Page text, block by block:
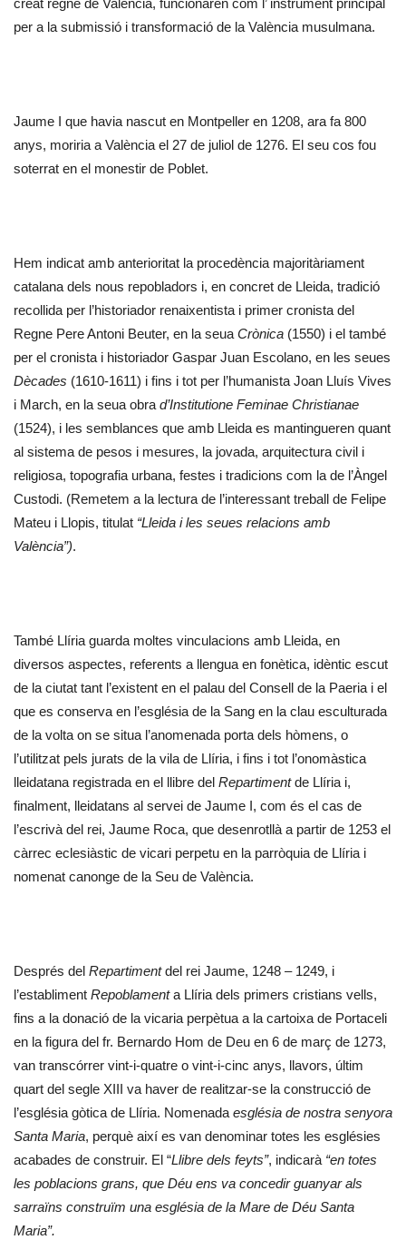
creat regne de València, funcionaren com l’ instrument principal
per a la submissió i transformació de la València musulmana.
Jaume I que havia nascut en Montpeller en 1208, ara fa 800
anys, moriria a València el 27 de juliol de 1276. El seu cos fou
soterrat en el monestir de Poblet.
Hem indicat amb anterioritat la procedència majoritàriament
catalana dels nous repobladors i, en concret de Lleida, tradició
recollida per l’historiador renaixentista i primer cronista del
Regne Pere Antoni Beuter, en la seua Crònica (1550) i el també
per el cronista i historiador Gaspar Juan Escolano, en les seues
Dècades (1610-1611) i fins i tot per l’humanista Joan Lluís Vives
i March, en la seua obra d’Institutione Feminae Christianae
(1524), i les semblances que amb Lleida es mantingueren quant
al sistema de pesos i mesures, la jovada, arquitectura civil i
religiosa, topografia urbana, festes i tradicions com la de l’Àngel
Custodi. (Remetem a la lectura de l’interessant treball de Felipe
Mateu i Llopis, titulat “Lleida i les seues relacions amb
València”).
També Llíria guarda moltes vinculacions amb Lleida, en
diversos aspectes, referents a llengua en fonètica, idèntic escut
de la ciutat tant l’existent en el palau del Consell de la Paeria i el
que es conserva en l’església de la Sang en la clau esculturada
de la volta on se situa l’anomenada porta dels hòmens, o
l’utilitzat pels jurats de la vila de Llíria, i fins i tot l’onomàstica
lleidatana registrada en el llibre del Repartimentde Llíria i,
finalment, lleidatans al servei de Jaume I, com és el cas de
l’escrivà del rei, Jaume Roca, que desenrotllà a partir de 1253 el
càrrec eclesiàstic de vicari perpetu en la parròquia de Llíria i
nomenat canonge de la Seu de València.
Després del Repartimentdel rei Jaume, 1248 – 1249, i
l’establiment Repoblamenta Llíria dels primers cristians vells,
fins a la donació de la vicaria perpètua a la cartoixa de Portaceli
en la figura del fr. Bernardo Hom de Deu en 6 de març de 1273,
van transcórrer vint-i-quatre o vint-i-cinc anys, llavors, últim
quart del segle XIII va haver de realitzar-se la construcció de
l’església gòtica de Llíria. Nomenada església de nostra senyora
Santa Maria, perquè així es van denominar totes les esglésies
acabades de construir. El “Llibre dels feyts”, indicarà “en totes
les poblacions grans, que Déu ens va concedir guanyar als
sarraïns construïm una església de la Mare de Déu Santa
Maria”.